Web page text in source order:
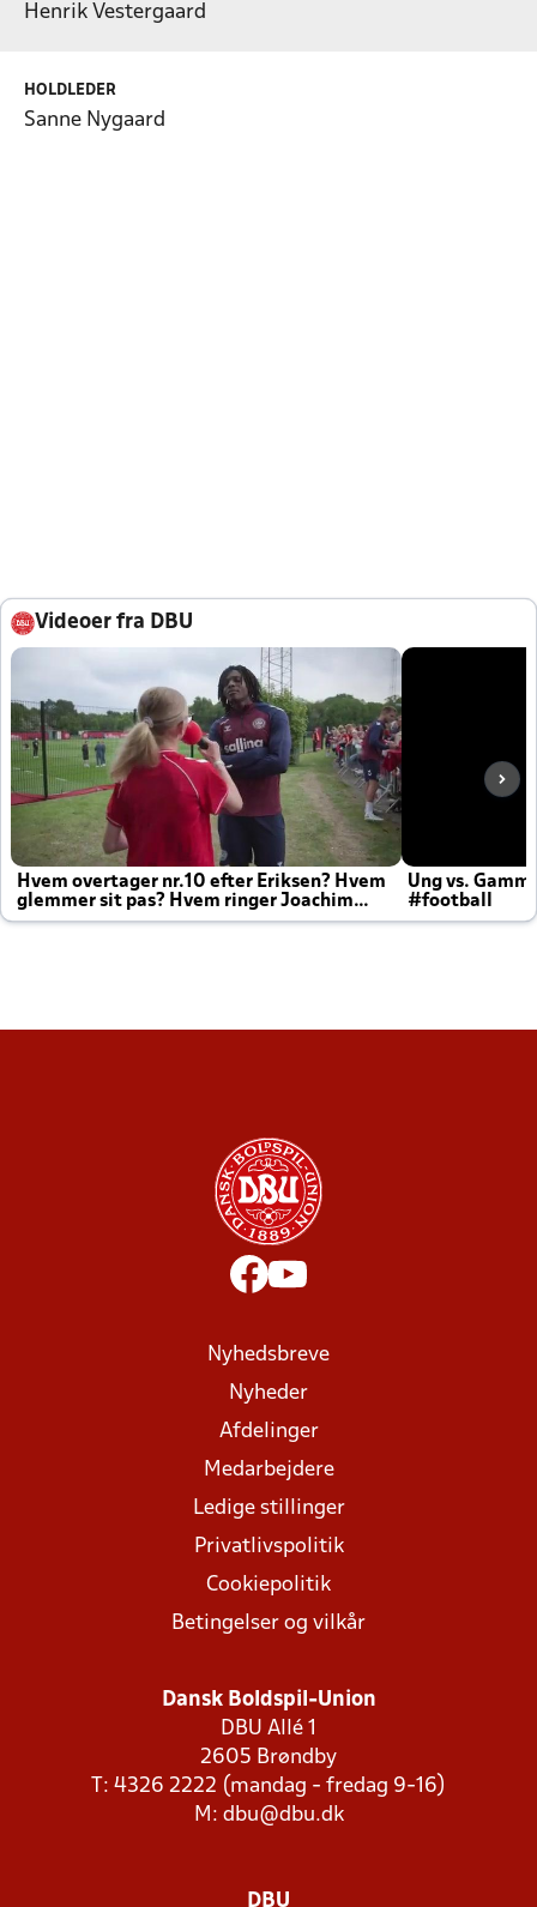
Henrik Vestergaard
HOLDLEDER
Sanne Nygaard
Videoer fra DBU
Hvem overtager nr.10 efter Eriksen? Hvem
glemmer sit pas? Hvem ringer Joachim
altid til efter kampe?
Ung vs.
#football
Nyhedsbreve
Nyheder
Afdelinger
Medarbejdere
Ledige stillinger
Privatlivspolitik
Cookiepolitik
Betingelser og vilkår
Dansk Boldspil-Union
DBU Allé 1
2605 Brøndby
T: 4326 2222 (mandag - fredag 9-16)
M: dbu@dbu.dk
DBU